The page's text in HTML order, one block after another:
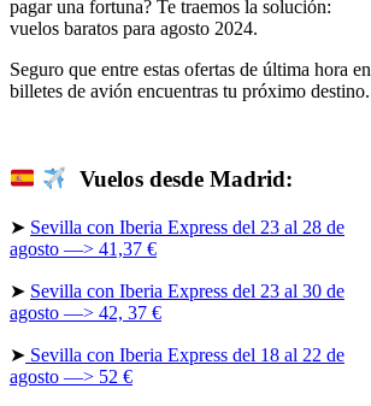
pagar una fortuna? Te traemos la solución:
vuelos baratos para agosto 2024.
Seguro que entre estas ofertas de última hora en
billetes de avión encuentras tu próximo destino.
Vuelos desde Madrid:
➤ Sevilla con Iberia Express del 23 al 28 de
agosto —> 41,37 €
➤ Sevilla con Iberia Express del 23 al 30 de
agosto —> 42, 37 €
➤ Sevilla con Iberia Express del 18 al 22 de
agosto —> 52 €